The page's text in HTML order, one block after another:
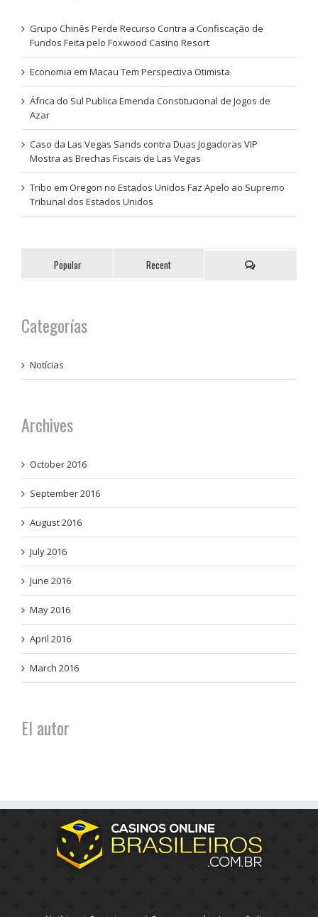
Grupo Chinês Perde Recurso Contra a Confiscação de
Fundos Feita pelo Foxwood Casino Resort
Economia em Macau Tem Perspectiva Otimista
África do Sul Publica Emenda Constitucional de Jogos de
Azar
Caso da Las Vegas Sands contra Duas Jogadoras VIP
Mostra as Brechas Fiscais de Las Vegas
Tribo em Oregon no Estados Unidos Faz Apelo ao Supremo
Tribunal dos Estados Unidos
Popular Recent
Categorías
Notícias
Archives
October 2016
September 2016
August 2016
July 2016
June 2016
May 2016
April 2016
March 2016
El autor